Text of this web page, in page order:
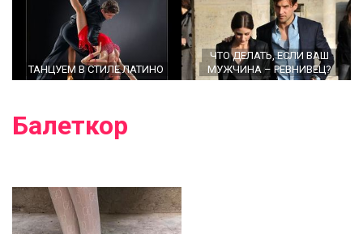
ТАНЦУЕМ В СТИЛЕ ЛАТИНО
ЧТО ДЕЛАТЬ, ЕСЛИ ВАШ
МУЖЧИНА – РЕВНИВЕЦ?
Балеткор